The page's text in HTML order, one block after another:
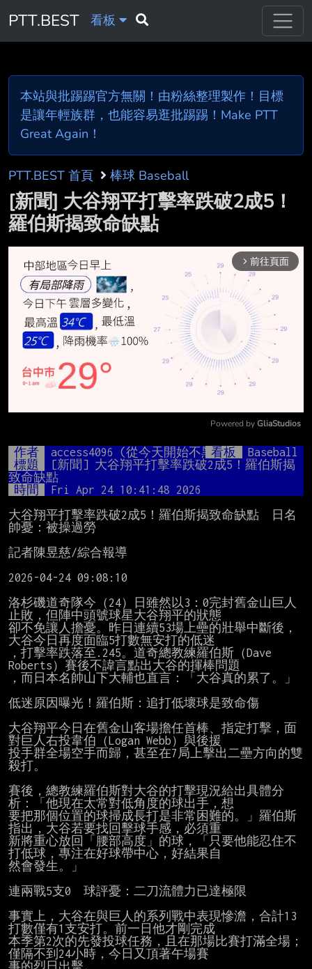
PTT.BEST 看板
本站與批踢踢官方無關！由粉絲整理製作！目標
是讓年輕族群，也能容易逛批踢踢！Make PTT
Great Again！
PTT.BEST 首頁 棒球 Baseball
[新聞] 大谷翔平打擊率跌破2成5！
羅伯斯揭致命缺點
arrow_forward_ios 前往頁面
Mute
Powered by GliaStudios
作者 access4096 (從今天開始不黑富邦)
看板
Baseball
標題
[新聞] 大谷翔平打擊率跌破2成5！羅伯斯揭
致命缺點
時間
Fri Apr 24 10:41:48 2026
大谷翔平打擊率跌破2成5！羅伯斯揭致命缺點　日名
帥憂：被操過勞
記者陳昱慈/綜合報導
2026-04-24 09:08:10
洛杉磯道奇隊今（24）日雖然以3：0完封舊金山巨人
止敗，但陣中頭號球星大谷翔平的狀態
卻不免讓人擔憂。昨日連續53場上壘的壯舉中斷後，
大谷今日再度面臨5打數無安打的低迷
，打擊率跌落至.245。道奇總教練羅伯斯（Dave
Roberts）賽後不諱言點出大谷的揮棒問題
，而日本名帥山下大輔也直言：「大谷真的累了。」
低迷原因曝光！羅伯斯：追打低壞球是致命傷
大谷翔平今日在舊金山客場擔任首棒、指定打擊，面
對巨人右投韋伯（Logan Webb）與後援
投手群全場空手而歸，甚至在7局上擊出二壘方向的雙
殺打。
賽後，總教練羅伯斯對大谷的打擊現況給出具體分
析：「他現在太常對低角度的球出手，想
要把那個位置的球掃成長打是非常困難的。」羅伯斯
指出，大谷若要找回擊球手感，必須重
新將重心放回「腰部高度」的球，「只要他能忍住不
打低球，專注在好球帶中心，好結果自
然會發生。」
連兩戰5支0　球評憂：二刀流體力已達極限
事實上，大谷在與巨人的系列戰中表現慘澹，合計13
打數僅有1支安打。前一日他才剛完成
本季第2次的先發投球任務，且在那場比賽打滿全場；
僅隔不到24小時，今日又頂著午場賽
事的烈日出擊。